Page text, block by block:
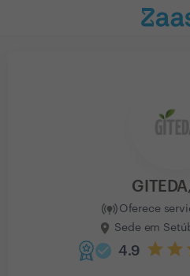
Oferece
Sede em
4.9
check_circle